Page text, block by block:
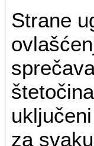
Strane
za